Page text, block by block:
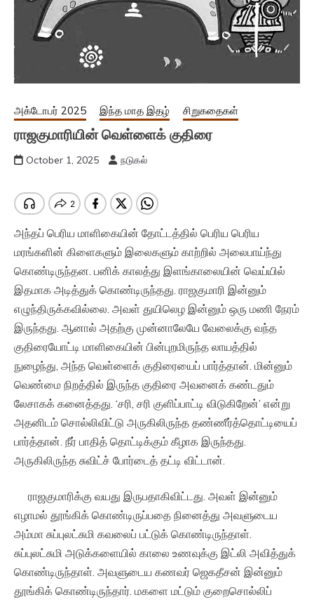
அக்டோபர் 2025 இந்த மாத இதழ் சிறுகதைகள்
ராஜகுமாரியின் வெள்ளைக் குதிரை
October 1, 2025 நடுகல்
அந்தப் பெரிய மாளிகையின் தோட்டத்தில் பெரிய பெரிய
மரங்களின் கிளைகளும் இலைகளும் காற்றில் அலைபாய்ந்து
கொண்டிருந்தன. பனிக் காலத்து இளங்காலையின் வெய்யில்
இதமாக அடித்துக் கொண்டிருந்தது. ராஜகுமாரி இன்னும்
எழுந்திருக்கவில்லை. அவள் துயிலெழ இன்னும் ஒரு மணி நேரம்
இருந்தது. ஆனால் அதற்கு முன்னாலேயே வேலைக்கு வந்த
குதிரையோட்டி மாளிகையின் பின்புறமிருந்த லாயத்தில்
நுழைந்து, அந்த வெள்ளைக் குதிரையைப் பார்த்தான். மின்னும்
வெண்மை நிறத்தில் இருந்த குதிரை அவனைக் கண்டதும்
லேசாகக் கனைத்தது. ‘சரி, சரி குளிப்பாட்டி விடுகிறேன்’ என்று
அதனிடம் சொல்லிவிட்டு அருகிலிருந்த தண்ணீர்த்தொட்டியைப்
பார்த்தான். நீர் பாதித் தொட்டிக்கும் கீழாக இருந்தது.
அருகிலிருந்த சுவிட்ச் போர்டைத் தட்டி விட்டான்.
ராஜகுமாரிக்கு வயது இருபதாகிவிட்டது. அவள் இன்னும்
எழாமல் தூங்கிக் கொண்டிருப்பதை நினைத்து அவளுடைய
அம்மா சுப்புலட்சுமி கவலைப் பட்டுக் கொண்டிருந்தாள்.
சுப்புலட்சுமி அடுக்களையில் காலை உணவுக்கு இட்லி அவித்துக்
கொண்டிருந்தாள். அவளுடைய கணவர் ஜெகதீசன் இன்னும்
தூங்கிக் கொண்டிருந்தார். மகளை மட்டும் குறைசொல்லிப்